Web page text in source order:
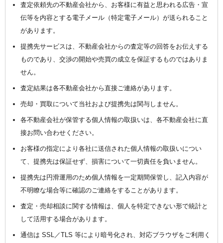
査定依頼先の不動産会社から、お客様に有益と思われる広告・宣
伝等を内容とする電子メール（特定電子メール）が送られること
があります。
提携先サービスは、不動産会社からの査定等の回答をお伝えする
ものであり、交渉の開始や売買の成立を保証するものではありま
せん。
査定結果は各不動産会社から直接ご連絡があります。
売却・買取について当社および提携先は関与しません。
各不動産会社が保管する個人情報の取扱いは、各不動産会社に直
接お問い合わせください。
お客様の指定により各社に送信された個人情報の取扱いについ
て、提携先は保証せず、損害について一切責任を負いません。
提携先は円滑運用のため個人情報を一定期間保管し、記入内容が
不明瞭な場合等に確認のご連絡をすることがあります。
査定・売却相談に関する情報は、個人を特定できない形で統計と
して活用する場合があります。
通信は SSL／TLS 等により暗号化され、対応ブラウザをご利用く